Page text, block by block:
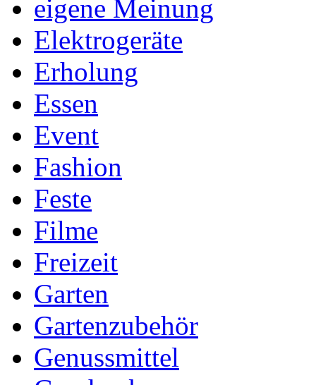
eigene Meinung
Elektrogeräte
Erholung
Essen
Event
Fashion
Feste
Filme
Freizeit
Garten
Gartenzubehör
Genussmittel